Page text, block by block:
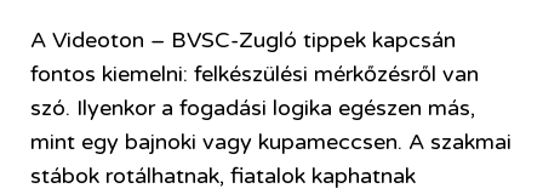
A Videoton – BVSC-Zugló tippek kapcsán
fontos kiemelni: felkészülési mérkőzésről van
szó. Ilyenkor a fogadási logika egészen más,
mint egy bajnoki vagy kupameccsen. A szakmai
stábok rotálhatnak, fiatalok kaphatnak